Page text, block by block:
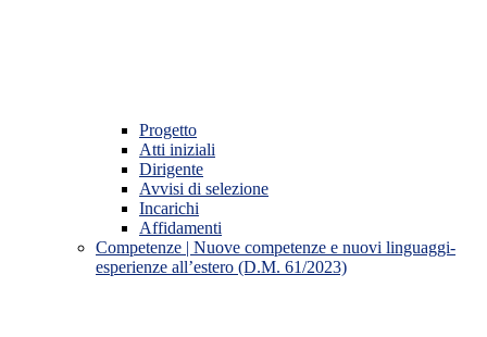
Progetto
Atti iniziali
Dirigente
Avvisi di selezione
Incarichi
Affidamenti
Competenze | Nuove competenze e nuovi linguaggi-
esperienze all’estero (D.M. 61/2023)